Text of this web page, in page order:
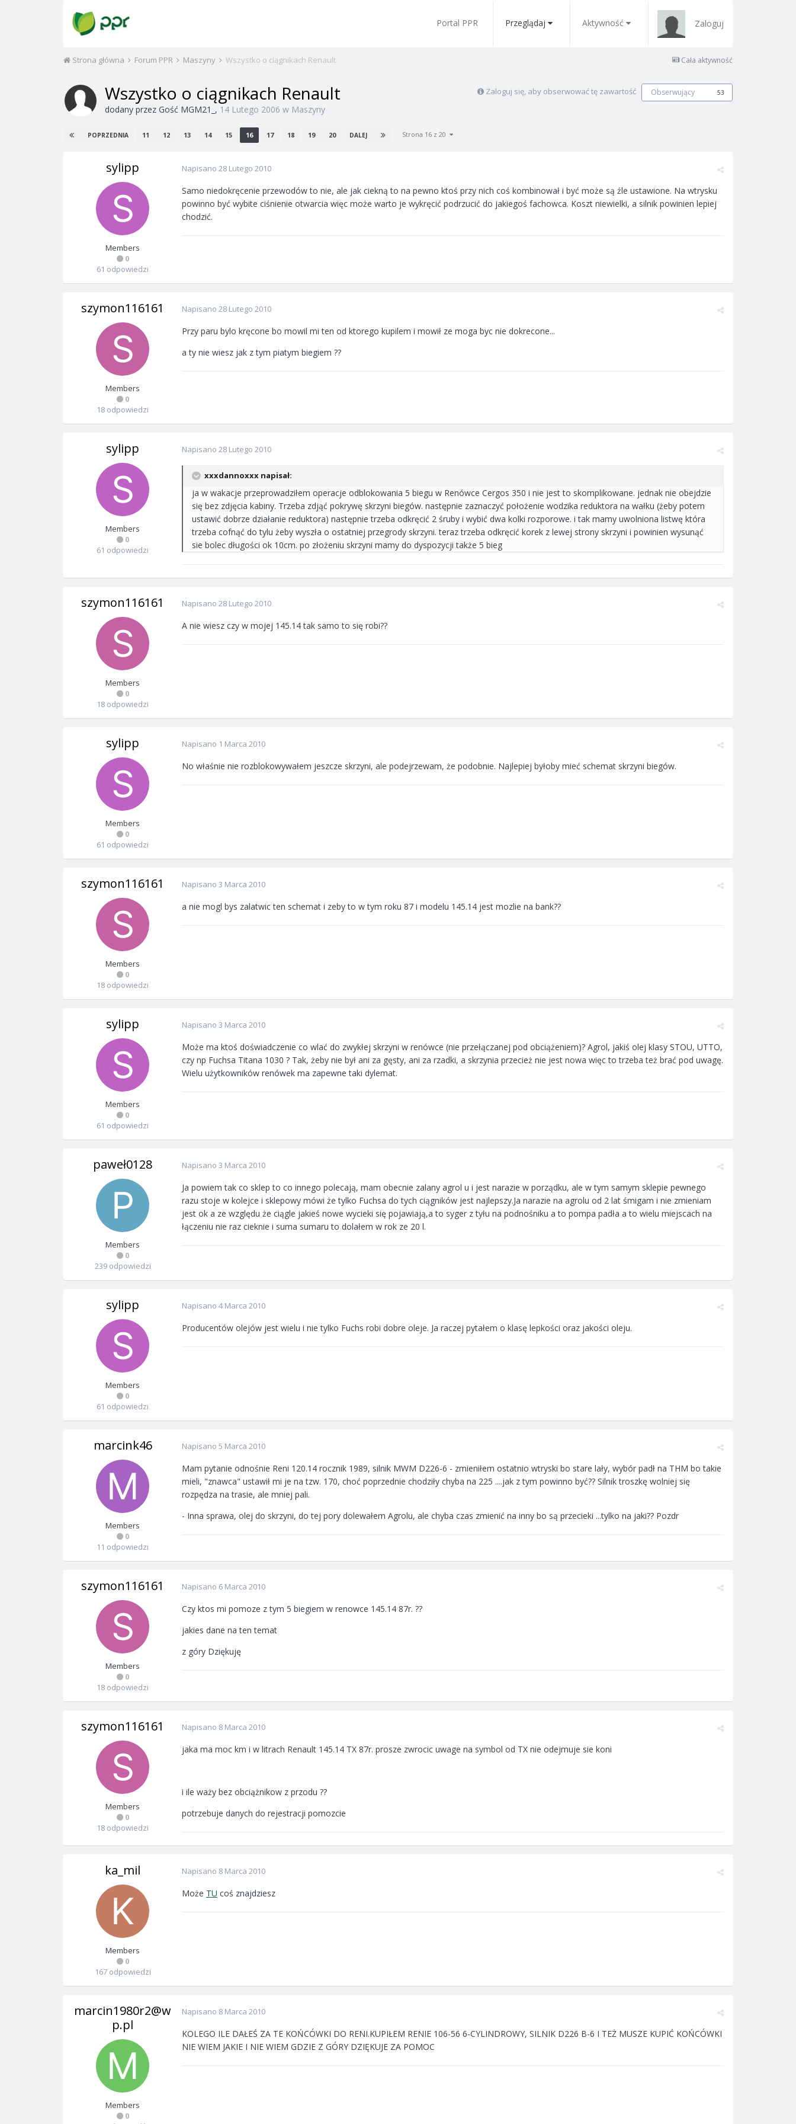
Portal PPR Przeglądaj Aktywność Zaloguj
Cała aktywność
Strona główna Forum PPR Maszyny Wszystko o ciągnikach Renault
Zaloguj się, aby obserwować tę zawartość Obserwujący 53
Wszystko o ciągnikach Renault
dodany przez Gość MGM21_ , 14 Lutego 2006 w Maszyny
POPRZEDNIA 11 12 13 14 15 16 17 18 19 20 DALEJ Strona 16 z 20
sylipp
Members
0
61 odpowiedzi
Napisano 28 Lutego 2010
Samo niedokręcenie przewodów to nie, ale jak ciekną to na pewno ktoś przy nich coś kombinował i być może są źle ustawione. Na wtrysku
powinno być wybite ciśnienie otwarcia więc może warto je wykręcić podrzucić do jakiegoś fachowca. Koszt niewielki, a silnik powinien lepiej
chodzić.
szymon116161
Members
0
18 odpowiedzi
Napisano 28 Lutego 2010
Przy paru bylo kręcone bo mowil mi ten od ktorego kupilem i mowił ze moga byc nie dokrecone...
a ty nie wiesz jak z tym piatym biegiem ??
sylipp
Members
0
61 odpowiedzi
Napisano 28 Lutego 2010
xxxdannoxxx napisał:
ja w wakacje przeprowadziłem operacje odblokowania 5 biegu w Renówce Cergos 350 i nie jest to skomplikowane. jednak nie obejdzie
się bez zdjęcia kabiny. Trzeba zdjąć pokrywę skrzyni biegów. następnie zaznaczyć położenie wodzika reduktora na wałku (żeby potem
ustawić dobrze działanie reduktora) następnie trzeba odkręcić 2 śruby i wybić dwa kolki rozporowe. i tak mamy uwolniona listwę która
trzeba cofnąć do tylu żeby wyszła o ostatniej przegrody skrzyni. teraz trzeba odkręcić korek z lewej strony skrzyni i powinien wysunąć
sie bolec długości ok 10cm. po złożeniu skrzyni mamy do dyspozycji także 5 bieg
szymon116161
Members
0
18 odpowiedzi
Napisano 28 Lutego 2010
A nie wiesz czy w mojej 145.14 tak samo to się robi??
sylipp
Members
0
61 odpowiedzi
Napisano 1 Marca 2010
No właśnie nie rozblokowywałem jeszcze skrzyni, ale podejrzewam, że podobnie. Najlepiej byłoby mieć schemat skrzyni biegów.
szymon116161
Members
0
18 odpowiedzi
Napisano 3 Marca 2010
a nie mogl bys zalatwic ten schemat i zeby to w tym roku 87 i modelu 145.14 jest mozlie na bank??
sylipp
Members
0
61 odpowiedzi
Napisano 3 Marca 2010
Może ma ktoś doświadczenie co wlać do zwykłej skrzyni w renówce (nie przełączanej pod obciążeniem)? Agrol, jakiś olej klasy STOU, UTTO,
czy np Fuchsa Titana 1030 ? Tak, żeby nie był ani za gęsty, ani za rzadki, a skrzynia przecież nie jest nowa więc to trzeba też brać pod uwagę.
Wielu użytkowników renówek ma zapewne taki dylemat.
paweł0128
Members
0
239 odpowiedzi
Napisano 3 Marca 2010
Ja powiem tak co sklep to co innego polecają, mam obecnie zalany agrol u i jest narazie w porządku, ale w tym samym sklepie pewnego
razu stoje w kolejce i sklepowy mówi że tylko Fuchsa do tych ciągników jest najlepszy.Ja narazie na agrolu od 2 lat śmigam i nie zmieniam
jest ok a ze względu że ciągle jakieś nowe wycieki się pojawiają,a to syger z tyłu na podnośniku a to pompa padła a to wielu miejscach na
łączeniu nie raz cieknie i suma sumaru to dolałem w rok ze 20 l.
sylipp
Members
0
61 odpowiedzi
Napisano 4 Marca 2010
Producentów olejów jest wielu i nie tylko Fuchs robi dobre oleje. Ja raczej pytałem o klasę lepkości oraz jakości oleju.
marcink46
Members
0
11 odpowiedzi
Napisano 5 Marca 2010
Mam pytanie odnośnie Reni 120.14 rocznik 1989, silnik MWM D226-6 - zmieniłem ostatnio wtryski bo stare lały, wybór padł na THM bo takie
mieli, "znawca" ustawił mi je na tzw. 170, choć poprzednie chodziły chyba na 225 ....jak z tym powinno być?? Silnik troszkę wolniej się
rozpędza na trasie, ale mniej pali.
- Inna sprawa, olej do skrzyni, do tej pory dolewałem Agrolu, ale chyba czas zmienić na inny bo są przecieki ...tylko na jaki?? Pozdr
szymon116161
Members
0
18 odpowiedzi
Napisano 6 Marca 2010
Czy ktos mi pomoze z tym 5 biegiem w renowce 145.14 87r. ??
jakies dane na ten temat
z góry Dziękuję
szymon116161
Members
0
18 odpowiedzi
Napisano 8 Marca 2010
jaka ma moc km i w litrach Renault 145.14 TX 87r. prosze zwrocic uwage na symbol od TX nie odejmuje sie koni
i ile waży bez obciążnikow z przodu ??
potrzebuje danych do rejestracji pomozcie
ka_mil
Members
0
167 odpowiedzi
Napisano 8 Marca 2010
Może TU coś znajdziesz
marcin1980r2@w
p.pl
Members
0
Napisano 8 Marca 2010
KOLEGO ILE DAŁEŚ ZA TE KOŃCÓWKI DO RENI.KUPIŁEM RENIE 106-56 6-CYLINDROWY, SILNIK D226 B-6 I TEŻ MUSZE KUPIĆ KOŃCÓWKI
NIE WIEM JAKIE I NIE WIEM GDZIE Z GÓRY DZIĘKUJE ZA POMOC